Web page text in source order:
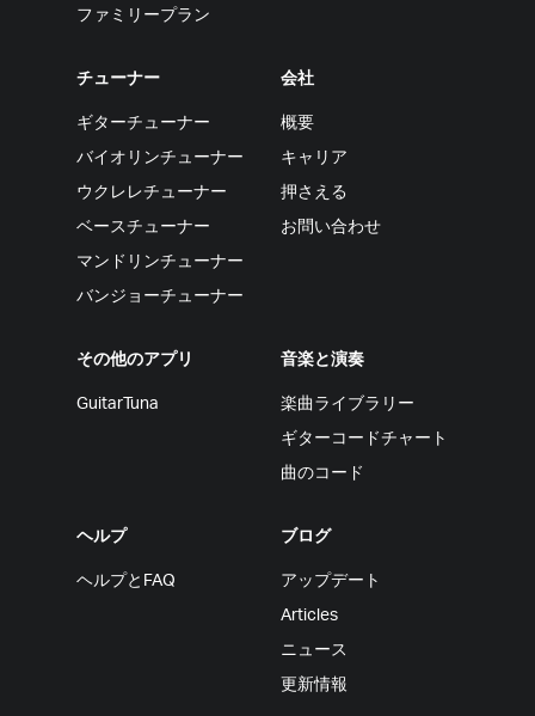
ファミリープラン
チューナー
ギターチューナー
バイオリンチューナー
ウクレレチューナー
ベースチューナー
マンドリンチューナー
バンジョーチューナー
会社
概要
キャリア
押さえる
お問い合わせ
その他のアプリ
GuitarTuna
音楽と演奏
楽曲ライブラリー
ギターコードチャート
曲のコード
ヘルプ
ヘルプとFAQ
ブログ
アップデート
Articles
ニュース
更新情報